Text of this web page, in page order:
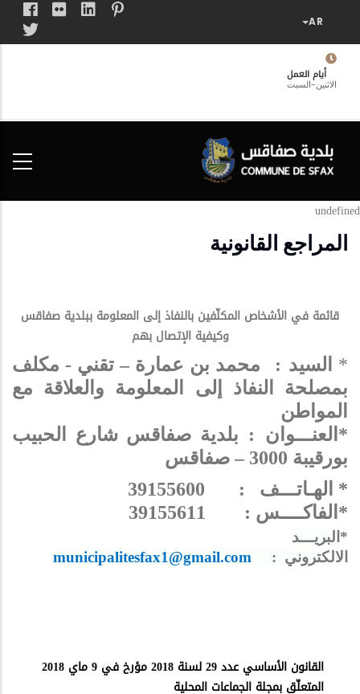
المحتوى
الرئيسيأيام العمل
الاثنين-السبت
undefined
المراجع القانونية
قائمة في الأشخاص المكلّفين بالنفاذ إلى المعلومة ببلدية صفاقس
وكيفية الإتصال بهم
* السيد :
محمد بن عمارة – تقني - مكلف
بمصلحة النفاذ إلى المعلومة والعلاقة مع
المواطن
*العنـــوان
: بلدية صفاقس شارع الحبيب
بورقيبة 3000 – صفاقس
* الهـاتـــف : 39155600
*الفاكــــس :
* البريـــد
الالكتروني :
municipalitesfax1@gmail.com
القانون الأساسي عدد 29 لسنة 2018 مؤرخ في 9 ماي 2018
المتعلّق بمجلة الجماعات المحلية